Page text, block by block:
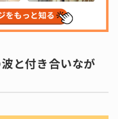
と付き合いなが